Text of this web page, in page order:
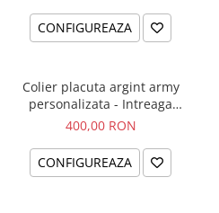
CONFIGUREAZA
Colier placuta argint army
personalizata - Intreaga
lume...
400,00 RON
CONFIGUREAZA